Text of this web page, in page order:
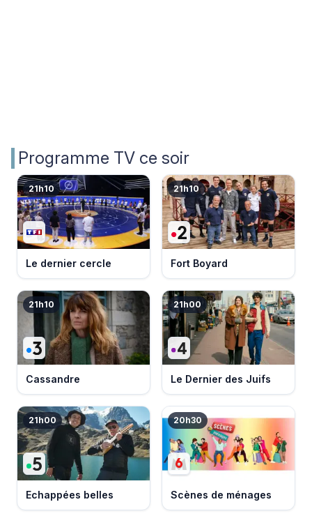
Programme TV ce soir
21h10
Le dernier cercle
21h10
Fort Boyard
21h10
Cassandre
21h00
Le Dernier des Juifs
21h00
Echappées belles
20h30
Scènes de ménages